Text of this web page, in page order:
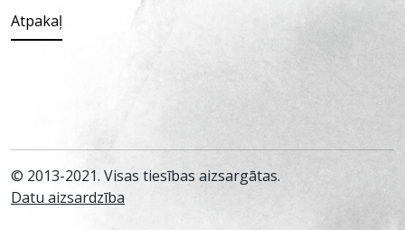
Atpakaļ
© 2013-2021. Visas tiesības aizsargātas.
Datu aizsardzība